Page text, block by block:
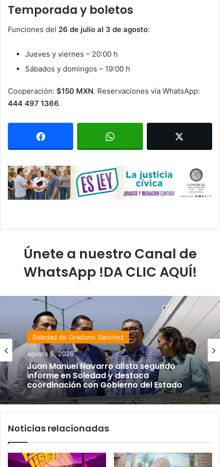
Temporada y boletos
Funciones del 26 de julio al 3 de agosto:
Jueves y viernes – 20:00 h
Sábados y domingos – 19:00 h
Cooperación: $150 MXN. Reservaciones vía WhatsApp:
444 497 1366.
Únete a nuestro Canal de
WhatsApp !DA CLIC AQUÍ!
Soledad de Graciano Sánchez
agosto 5, 2026
Juan Manuel Navarro alista segundo
informe en Soledad y destaca
coordinación con Gobierno del Estado
Noticias relacionadas